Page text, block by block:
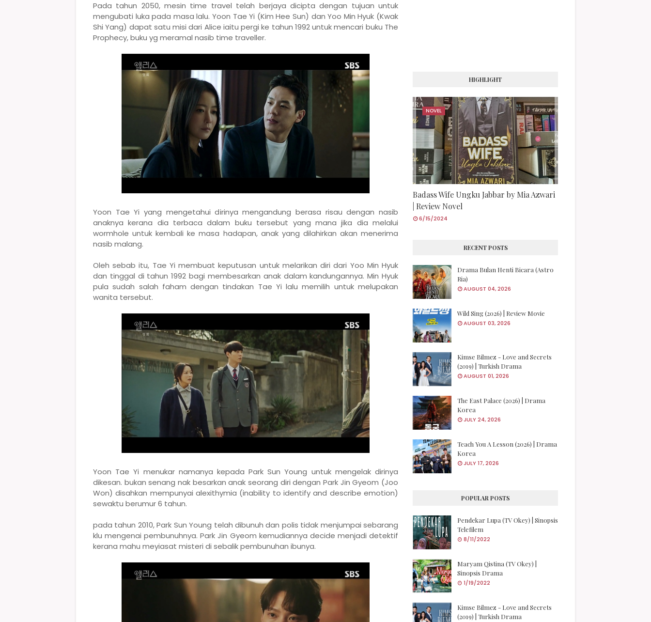
Pada tahun 2050, mesin time travel telah berjaya dicipta dengan tujuan untuk
mengubati luka pada masa lalu. Yoon Tae Yi (Kim Hee Sun) dan Yoo Min Hyuk (Kwak
Shi Yang) dapat satu misi dari Alice iaitu pergi ke tahun 1992 untuk mencari buku The
Prophecy, buku yg meramal nasib time traveller.
Yoon Tae Yi yang mengetahui dirinya mengandung berasa risau dengan nasib
anaknya kerana dia terbaca dalam buku tersebut yang mana jika dia melalui
wormhole untuk kembali ke masa hadapan, anak yang dilahirkan akan menerima
nasib malang.
Oleh sebab itu, Tae Yi membuat keputusan untuk melarikan diri dari Yoo Min Hyuk
dan tinggal di tahun 1992 bagi membesarkan anak dalam kandungannya. Min Hyuk
pula sudah salah faham dengan tindakan Tae Yi lalu memilih untuk melupakan
wanita tersebut.
Yoon Tae Yi menukar namanya kepada Park Sun Young untuk mengelak dirinya
dikesan. bukan senang nak besarkan anak seorang diri dengan Park Jin Gyeom (Joo
Won) disahkan mempunyai alexithymia (inability to identify and describe emotion)
sewaktu berumur 6 tahun.
pada tahun 2010, Park Sun Young telah dibunuh dan polis tidak menjumpai sebarang
klu mengenai pembunuhnya. Park Jin Gyeom kemudiannya decide menjadi detektif
kerana mahu meyiasat misteri di sebalik pembunuhan ibunya.
HIGHLIGHT
NOVEL
Badass Wife Ungku Jabbar by Mia Azwari
| Review Novel
6/15/2024
RECENT POSTS
Drama Bulan Henti Bicara (Astro
Ria)
AUGUST 04, 2026
Wild Sing (2026) | Review Movie
AUGUST 03, 2026
Kimse Bilmez - Love and Secrets
(2019) | Turkish Drama
AUGUST 01, 2026
The East Palace (2026) | Drama
Korea
JULY 24, 2026
Teach You A Lesson (2026) | Drama
Korea
JULY 17, 2026
POPULAR POSTS
Pendekar Lupa (TV Okey) | Sinopsis
Telefilem
8/11/2022
Maryam Qistina (TV Okey) |
Sinopsis Drama
1/19/2022
Kimse Bilmez - Love and Secrets
(2019) | Turkish Drama